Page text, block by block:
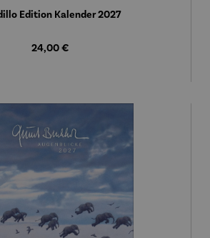
Edition Kalender 2027
Regulärer Preis:
24,00 €